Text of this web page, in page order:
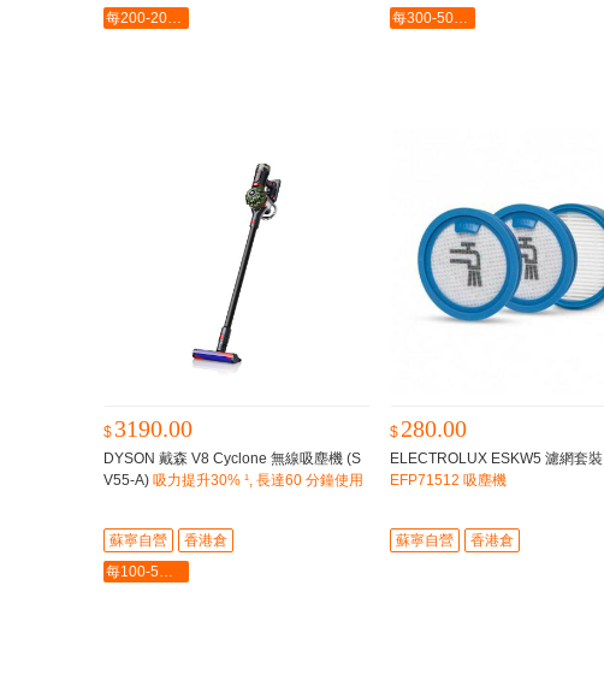
每200-20最多-2000
每300-50最多-2000
$ 3190.00
DYSON 戴森 V8 Cyclone 無線吸塵機 (S
V55-A) 吸力提升30% ¹, 長達60 分鐘使用
蘇寧自營
香港倉
每100-5最多-2000
$ 280.00
ELECTROLUX ESKW5 濾網套裝
EFP71512 吸塵機
蘇寧自營 香港倉